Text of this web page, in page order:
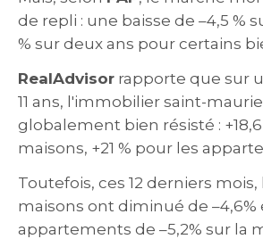
de repli : une baisse de –4,5 %
% sur deux ans pour certains
RealAdvisor rapporte que sur
11 ans, l'immobilier saint-
globalement bien résisté :
maisons, +21 % pour les
Toutefois, ces 12 derniers mois,
maisons ont diminué de –4,6%
appartements de –5,2% sur la